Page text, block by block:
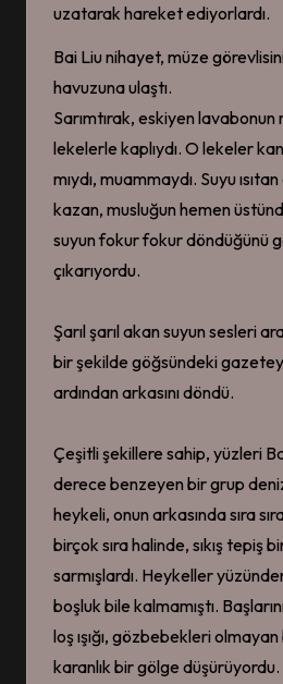
uzatarak hareket ediyorlardı.
Bai Liu nihayet, müze
havuzuna ulaştı.
Sarımtırak, eskiyen lavabonun
lekelerle kaplıydı. O lekeler
mıydı, muammaydı. Suyu
kazan, musluğun hemen
suyun fokur fokur döndüğünü
çıkarıyordu.
Şarıl şarıl akan suyun sesleri
bir şekilde göğsündeki
ardından arkasını döndü.
Çeşitli şekillere sahip, yüzleri
derece benzeyen bir grup
heykeli, onun arkasında sıra
birçok sıra halinde, sıkış tepiş
sarmışlardı. Heykeller
boşluk bile kalmamıştı.
loş ışığı, gözbebekleri
karanlık bir gölge düşürüyordu.